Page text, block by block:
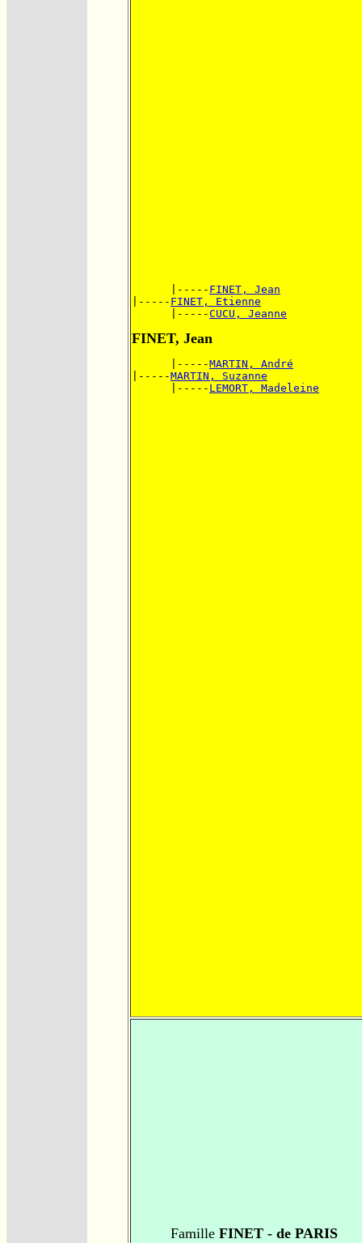
      |-----
FINET, Jean
|----- FINET, Etienne
      |-----
CUCU, Jeanne
FINET, Jean
      |-----
MARTIN, André
|-----MARTIN, Suzanne
      |-----
LEMORT, Madeleine
Famille FINET - de PARIS